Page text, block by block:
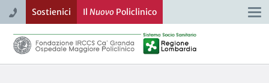
Sostienici Il NuovoPoliclinico